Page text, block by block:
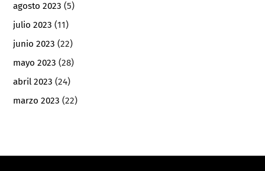
agosto 2023 (5)
julio 2023 (11)
junio 2023 (22)
mayo 2023 (28)
abril 2023 (24)
marzo 2023 (22)